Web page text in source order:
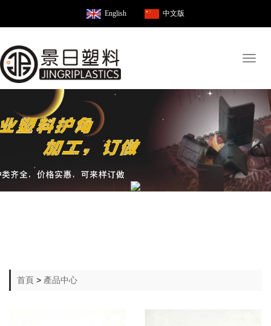
English 中文版
首頁 > 產品中心